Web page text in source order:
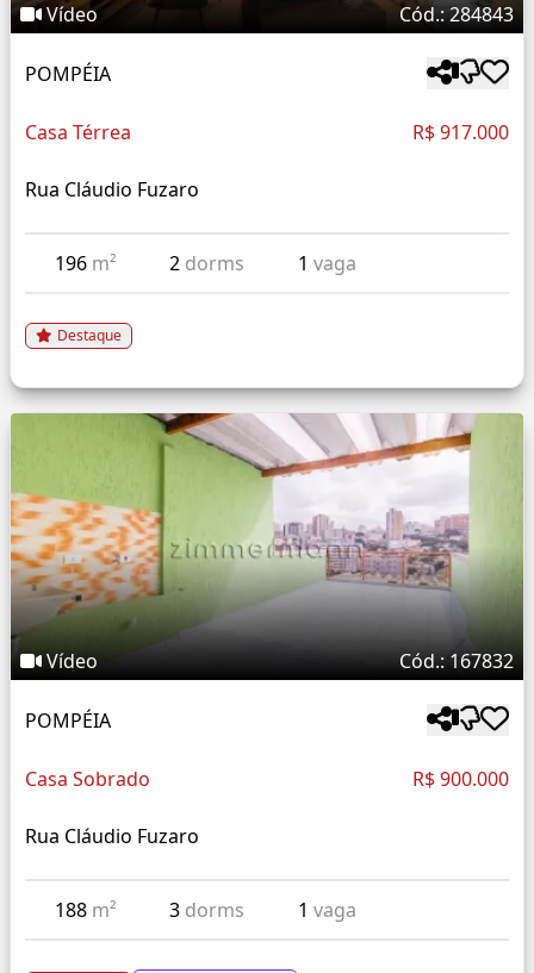
Vídeo Cód.: 284843
POMPÉIA
Casa Térrea R$ 917.000
Rua Cláudio Fuzaro
196 m² 2 dorms 1vaga
Destaque
Vídeo Cód.: 167832
POMPÉIA
Casa Sobrado R$ 900.000
Rua Cláudio Fuzaro
188 m² 3 dorms 1vaga